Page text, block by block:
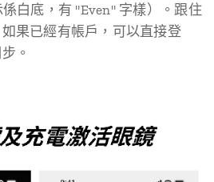
白底，有 "Even" 字樣）。跟住
果已經有帳戶，可以直接登
。